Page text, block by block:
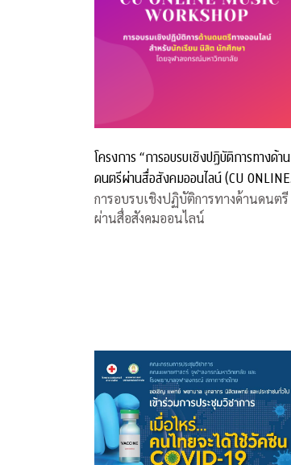
โครงการ “การอบรบเชิงปฏิบัติการทางด้าน
ดนตรีผ่านสื่อสังคมออนไลน์ (CU ONLINE
MUSIC WORKSHOP)”
การอบรบเชิงปฏิบัติการทางด้านดนตรี
ผ่านสื่อสังคมออนไลน์